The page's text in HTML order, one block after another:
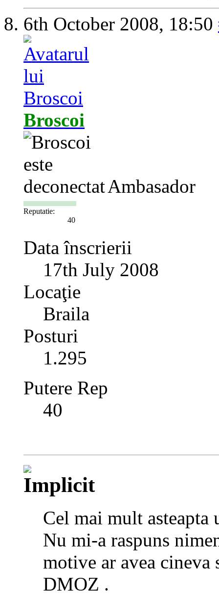
6th October 2008, 18:50
Broscoi
Ambasador
Reputatie:
40
Data înscrierii
17th July 2008
Locaţie
Braila
Posturi
1.295
Putere Rep
40
Cel mai mult asteapta
Nu mi-a raspuns
motive ar avea
DMOZ .